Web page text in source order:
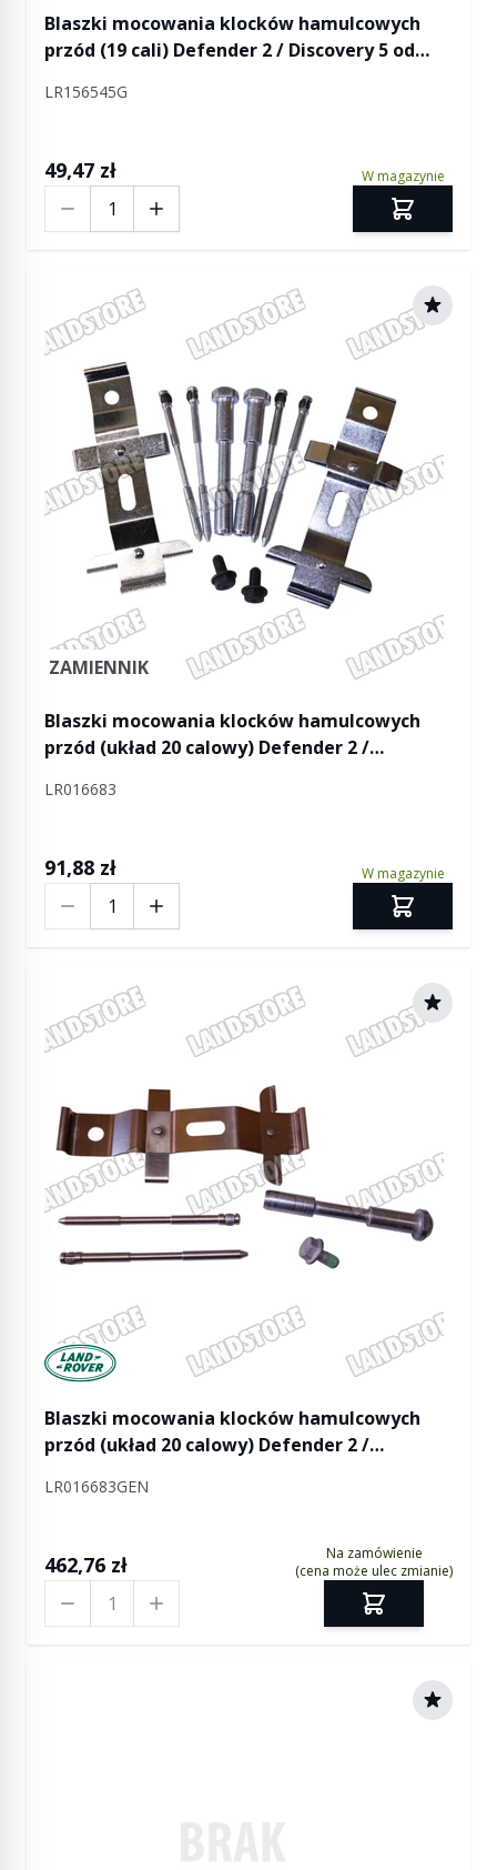
Blaszki mocowania klocków hamulcowych
przód (19 cali) Defender 2 / Discovery 5 od
(VIN:JA000001) / RR Sport od 2014 od 2018
LR156545G
49,47 zł W magazynie
ZAMIENNIK
Blaszki mocowania klocków hamulcowych
przód (układ 20 calowy) Defender 2 /
Sport od 2014
LR016683
91,88 zł W magazynie
Manufactured by Land rover
Blaszki mocowania klocków hamulcowych
przód (układ 20 calowy) Defender 2 /
Sport od 2014
LR016683GEN
462,76 zł
Na zamówienie
(cena może ulec zmianie)